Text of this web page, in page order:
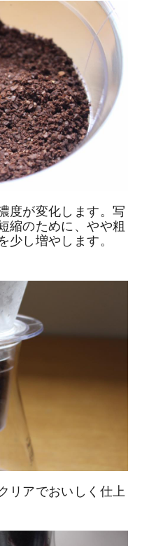
度が変化します。写
縮のために、やや粗
少し増やします。
リアでおいしく仕上